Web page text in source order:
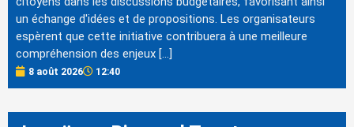
un échange d'idées et de propositions. Les organisateurs
espèrent que cette initiative contribuera à une meilleure
compréhension des enjeux […]
8 août 2026 12:40